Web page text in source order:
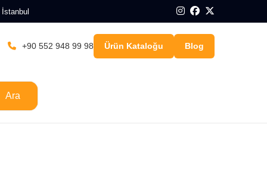
+90 552 948 99 98 Ürün Kataloğu Blog
Ara